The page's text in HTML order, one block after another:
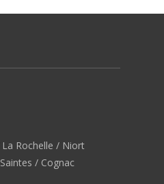
Rochelle / Niort
/ Cognac